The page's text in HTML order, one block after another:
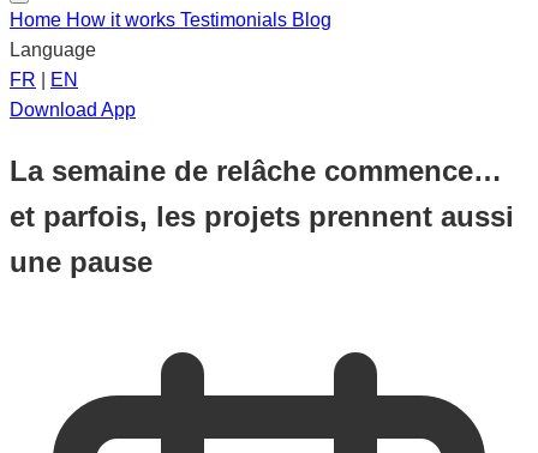
Home How it works Testimonials Blog
Language
FR
EN
Download App
La semaine de relâche commence…
et parfois, les projets prennent aussi
une pause